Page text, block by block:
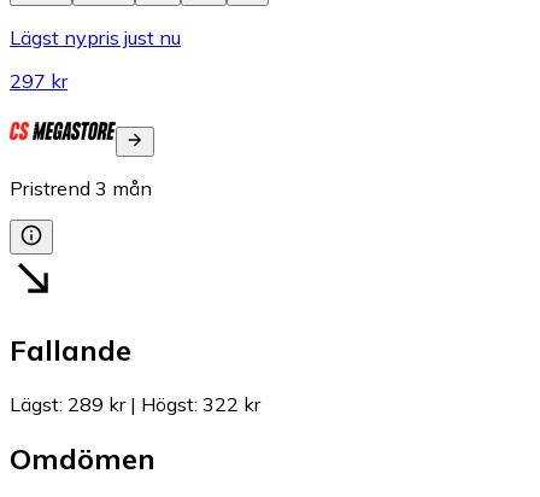
Lägst nypris just nu
297 kr
Pristrend 3 mån
Fallande
Lägst: 289 kr| Högst: 322 kr
Omdömen